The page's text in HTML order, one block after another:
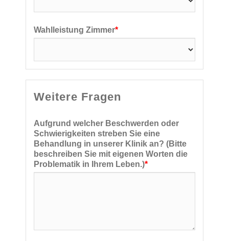
Wahlleistung Zimmer*
Weitere Fragen
Aufgrund welcher Beschwerden oder
Schwierigkeiten streben Sie eine
Behandlung in unserer Klinik an? (Bitte
beschreiben Sie mit eigenen Worten die
Problematik in Ihrem Leben.)*